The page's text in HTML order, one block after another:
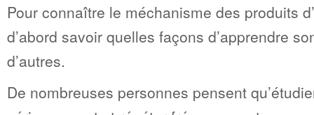
Pour connaître le méchanisme des produits
d’abord savoir quelles façons d’apprendre
d’autres.
De nombreuses personnes pensent